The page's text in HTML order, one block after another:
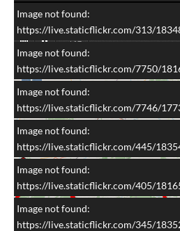
–/17
Image not found:
https://live.staticflickr.com/313/
Image not found:
https://live.staticflickr.com/7750/
Image not found:
https://live.staticflickr.com/7746/
Image not found:
https://live.staticflickr.com/445/
Image not found:
https://live.staticflickr.com/405/
Image not found:
https://live.staticflickr.com/345/
+
−